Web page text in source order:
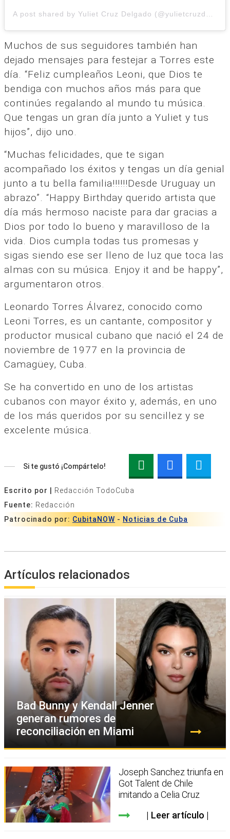
Muchos de sus seguidores también han
dejado mensajes para festejar a Torres este
día. “Feliz cumpleaños Leoni, que Dios te
bendiga con muchos años más para que
continúes regalando al mundo tu música.
Que tengas un gran día junto a Yuliet y tus
hijos”, dijo uno.
“Muchas felicidades, que te sigan
acompañado los éxitos y tengas un día genial
junto a tu bella familia!!!!!!Desde Uruguay un
abrazo”. “Happy Birthday querido artista que
día más hermoso naciste para dar gracias a
Dios por todo lo bueno y maravilloso de la
vida. Dios cumpla todas tus promesas y
sigas siendo ese ser lleno de luz que toca las
almas con su música. Enjoy it and be happy”,
argumentaron otros.
Leonardo Torres Álvarez, conocido como
Leoni Torres, es un cantante, compositor y
productor musical cubano que nació el 24 de
noviembre de 1977 en la provincia de
Camagüey, Cuba.
Se ha convertido en uno de los artistas
cubanos con mayor éxito y, además, en uno
de los más queridos por su sencillez y se
excelente música.
Si te gustó ¡Compártelo!
Escrito por |
Redacción TodoCuba
Fuente: Redacción
Patrocinado por: CubitaNOW - Noticias de Cuba
Artículos relacionados
Bad Bunny y Kendall Jenner
generan rumores de
reconciliación en Miami
Joseph Sanchez triunfa en
Got Talent de Chile
imitando a Celia Cruz
Leer artículo